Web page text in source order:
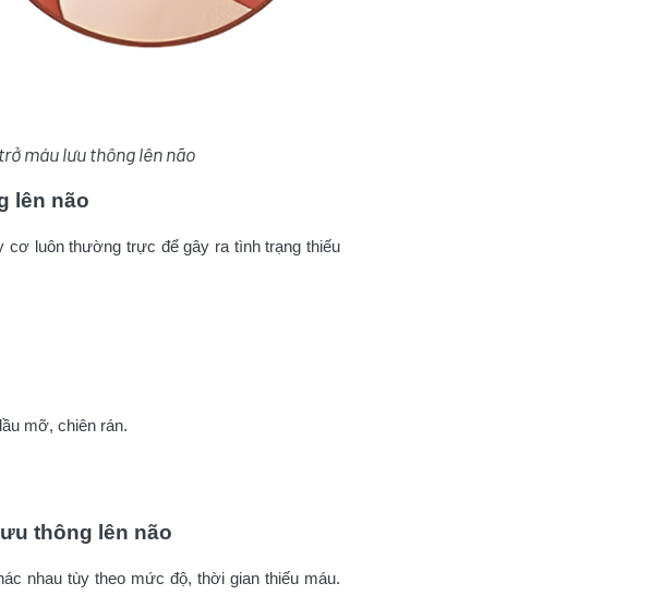
máu lưu thông lên não
lên não
cơ luôn thường trực để gây ra tình trạng thiếu
mỡ, chiên rán.
thông lên não
nhau tùy theo mức độ, thời gian thiếu máu.